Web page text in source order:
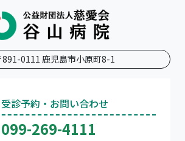
891-0111 鹿児島市小原町8-1
受診予約・お問い合わせ
099-269-4111